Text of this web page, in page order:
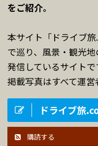
をご紹介。
本サイト「ドライブ
で巡り、風景・観光
発信しているサイトで
掲載写真はすべて運営
ドライブ旅
購読する